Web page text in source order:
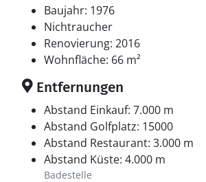
Baujahr: 1976
Nichtraucher
Renovierung: 2016
Wohnfläche: 66 m²
Entfernungen
Abstand Einkauf: 7.000 m
Abstand Golfplatz: 15000
Abstand Restaurant: 3.000 m
Abstand Küste: 4.000 m
Badestelle